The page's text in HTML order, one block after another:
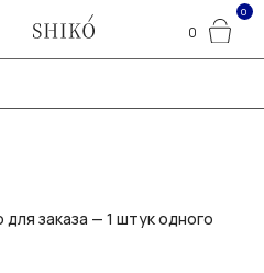
0
0
заказа — 1 штук одного